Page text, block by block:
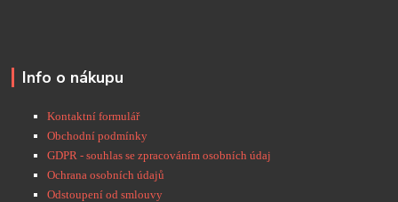
Info o nákupu
Kontaktní formulář
Obchodní podmínky
GDPR - souhlas se zpracováním osobních údaj
Ochrana osobních údajů
Odstoupení od smlouvy